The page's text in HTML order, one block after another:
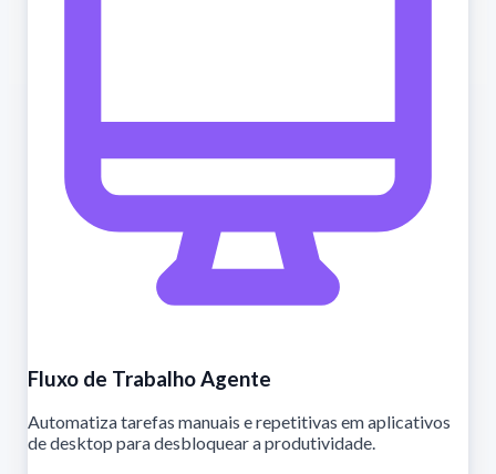
Fluxo de Trabalho Agente
Automatiza tarefas manuais e repetitivas em aplicativos
de desktop para desbloquear a produtividade.